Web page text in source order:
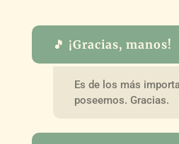
🎵 ¡Gracias, manos!
Es de los más
poseemos. Gracias.